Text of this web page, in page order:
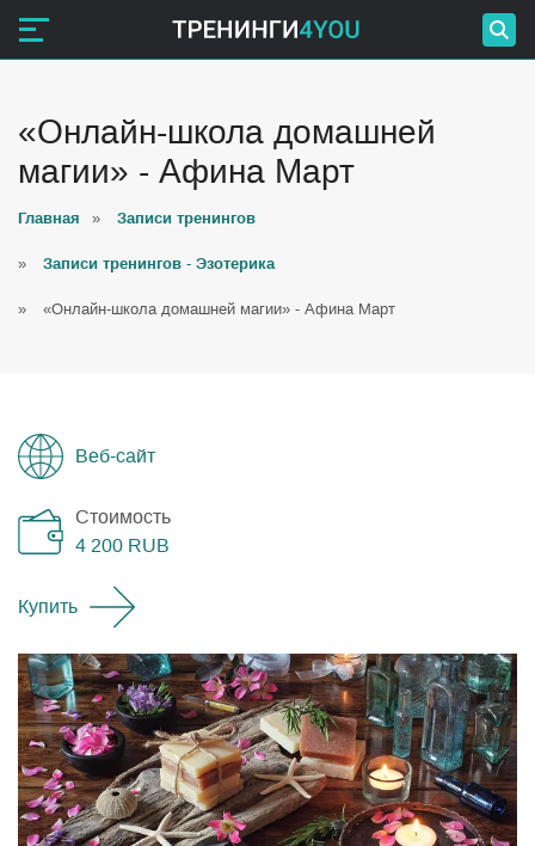
«Онлайн-школа домашней
магии» - Афина Март
Главная » Записи тренингов
» Записи тренингов - Эзотерика
» «Онлайн-школа домашней магии» - Афина Март
Веб-сайт
Стоимость
4 200 RUB
Купить